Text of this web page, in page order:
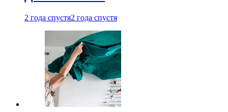
2 года спустя2 года спустя